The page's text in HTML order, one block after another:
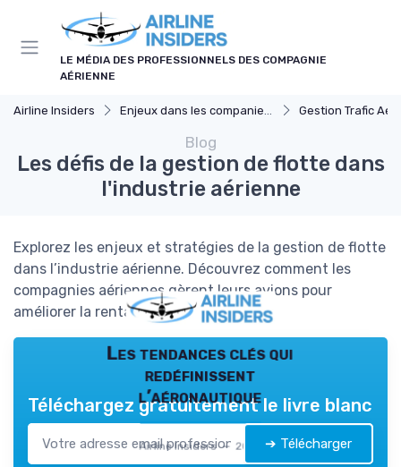
LE MÉDIA DES PROFESSIONNELS DES COMPAGNIE
AÉRIENNE
Airline Insiders Enjeux dans les companies d'aviation Gestion Trafic
Blog
Les défis de la gestion de flotte dans
l'industrie aérienne
Explorez les enjeux et stratégies de la gestion de flotte
dans l’industrie aérienne. Découvrez comment les
compagnies aériennes gèrent leurs avions pour
améliorer la rentabilité et la sécurité.
Les tendances clés qui
redéfinissent
l’aéronautique
Airline Insiders — 2026
Téléchargez gratuitement le livre blanc
➔ Télécharger
Panneau de gestion des cookies